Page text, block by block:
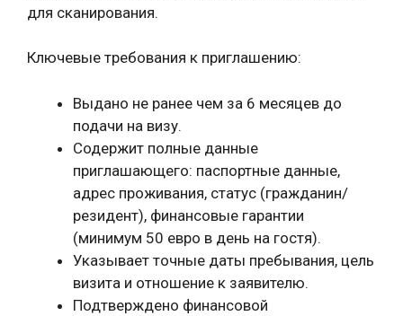
для сканирования.
Ключевые требования к приглашению:
Выдано не ранее чем за 6 месяцев до
подачи на визу.
Содержит полные данные
приглашающего: паспортные данные,
адрес проживания, статус (гражданин/
резидент), финансовые гарантии
(минимум 50 евро в день на гостя).
Указывает точные даты пребывания, цель
визита и отношение к заявителю.
Подтверждено финансовой